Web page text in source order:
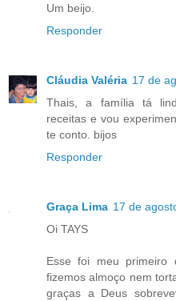
Um beijo.
Responder
Cláudia Valéria 17 de
Thais, a família tá
receitas e vou
te conto. bijos
Responder
Graça Lima 17 de
Oi TAYS
Esse foi meu
fizemos almoço nem
graças a Deus